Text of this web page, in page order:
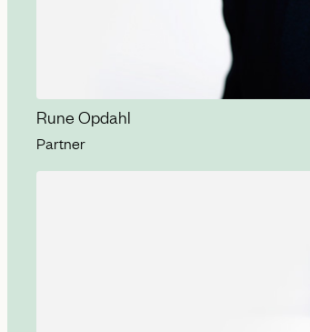
Rune Opdahl
Partner